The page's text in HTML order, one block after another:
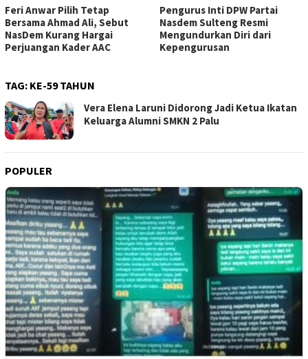
Feri Anwar Pilih Tetap
Bersama Ahmad Ali, Sebut
NasDem Kurang Hargai
Perjuangan Kader AAC
Pengurus Inti DPW Partai
Nasdem Sulteng Resmi
Mengundurkan Diri dari
Kepengurusan
TAG: KE-59 TAHUN
Vera Elena Laruni Didorong Jadi Ketua Ikatan
Keluarga Alumni SMKN 2 Palu
POPULER